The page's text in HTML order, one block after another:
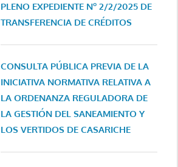
PLENO EXPEDIENTE Nº 2/2/2025 DE
TRANSFERENCIA DE CRÉDITOS
CONSULTA PÚBLICA PREVIA DE LA
INICIATIVA NORMATIVA RELATIVA A
LA ORDENANZA REGULADORA DE
LA GESTIÓN DEL SANEAMIENTO Y
LOS VERTIDOS DE CASARICHE